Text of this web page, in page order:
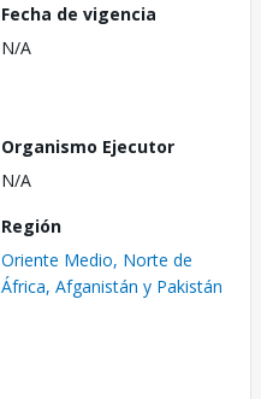
Fecha de vigencia
N/A
Organismo Ejecutor
N/A
Región
Oriente Medio, Norte de
África, Afganistán y Pakistán